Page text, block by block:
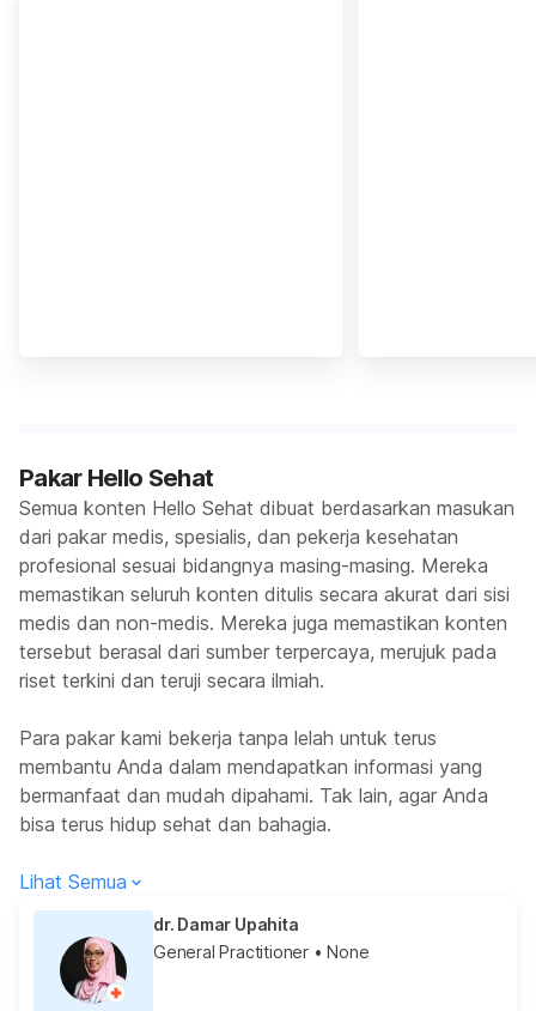
Pakar Hello Sehat
Semua konten Hello Sehat dibuat berdasarkan masukan
dari pakar medis, spesialis, dan pekerja kesehatan
profesional sesuai bidangnya masing-masing. Mereka
memastikan seluruh konten ditulis secara akurat dari sisi
medis dan non-medis. Mereka juga memastikan konten
tersebut berasal dari sumber terpercaya, merujuk pada
riset terkini dan teruji secara ilmiah.
Para pakar kami bekerja tanpa lelah untuk terus
membantu Anda dalam mendapatkan informasi yang
bermanfaat dan mudah dipahami. Tak lain, agar Anda
bisa terus hidup sehat dan bahagia.
Lihat Semua
dr. Damar Upahita
General Practitioner • None